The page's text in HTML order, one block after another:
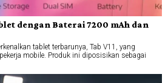
dengan Baterai 7200 mAh dan
tablet terbarunya, Tab V11, yang
mobile. Produk ini diposisikan sebagai